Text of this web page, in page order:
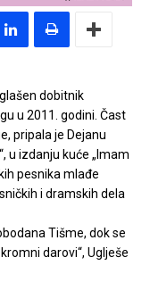
dobitnik
u 2011. godini. Čast
pripala je Dejanu
u izdanju kuće „Imam
pesnika mlađe
i dramskih dela
Tišme, dok se
darovi“, Uglješe